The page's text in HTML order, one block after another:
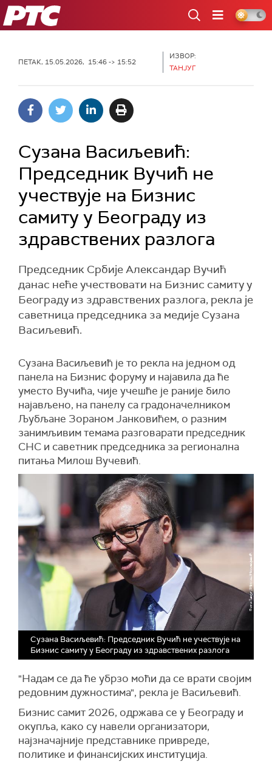
РТС
ПЕТАК, 15.05.2026, 15:46 -> 15:52
ИЗВОР:
ТАНЈУГ
Сузана Васиљевић:
Председник Вучић не
учествује на Бизнис
самиту у Београду из
здравствених разлога
Председник Србије Александар Вучић
данас неће учествовати на Бизнис самиту у
Београду из здравствених разлога, рекла је
саветница председника за медије Сузана
Васиљевић.
Сузана Васиљевић је то рекла на једном од
панела на Бизнис форуму и најавила да ће
уместо Вучића, чије учешће је раније било
најављено, на панелу са градоначелником
Љубљане Зораном Јанковићем, о разним
занимљивим темама разговарати председник
СНС и саветник председника за регионална
питања Милош Вучевић.
Сузана Васиљевић: Председник Вучић не учествује на
Бизнис самиту у Београду из здравствених разлога
"Надам се да ће убрзо моћи да се врати својим
редовним дужностима", рекла је Васиљевић.
Бизнис самит 2026, одржава се у Београду и
окупља, како су навели организатори,
најзначајније представнике привреде,
политике и финансијских институција.